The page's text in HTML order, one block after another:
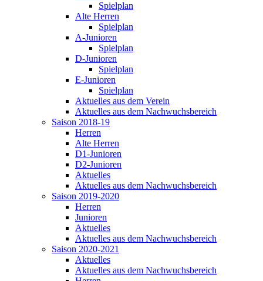
Spielplan
Alte Herren
Spielplan
A-Junioren
Spielplan
D-Junioren
Spielplan
E-Junioren
Spielplan
Aktuelles aus dem Verein
Aktuelles aus dem Nachwuchsbereich
Saison 2018-19
Herren
Alte Herren
D1-Junioren
D2-Junioren
Aktuelles
Aktuelles aus dem Nachwuchsbereich
Saison 2019-2020
Herren
Junioren
Aktuelles
Aktuelles aus dem Nachwuchsbereich
Saison 2020-2021
Aktuelles
Aktuelles aus dem Nachwuchsbereich